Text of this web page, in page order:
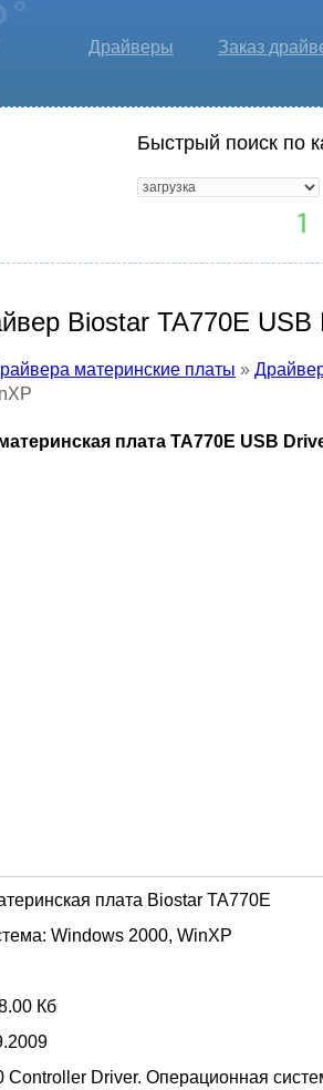
Драйверы Заказ
Быстрый поиск по
Biostar TA770E
материнские платы »
плата TA770E USB
плата Biostar TA770E
Windows 2000, WinXP
Кб
Controller Driver. Операционная